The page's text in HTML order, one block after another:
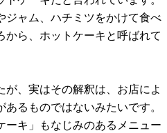
ジャム、ハチミツをかけて食べ
から、ホットケーキと呼ばれて
、実はその解釈は、お店によ
るものではないみたいです。
ーキ」もなじみのあるメニュー